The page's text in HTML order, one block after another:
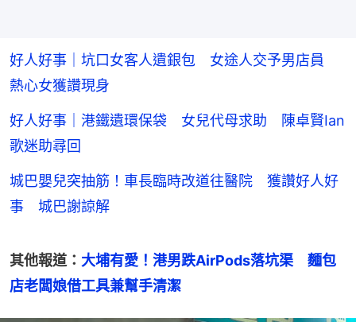
好人好事｜坑口女客人遺銀包 女途人交予男店員
熱心女獲讚現身
好人好事｜港鐵遺環保袋 女兒代母求助 陳卓賢Ian
歌迷助尋回
城巴嬰兒突抽筋！車長臨時改道往醫院 獲讚好人好
事 城巴謝諒解
其他報道： 大埔有愛！港男跌AirPods落坑渠　麵包
店老闆娘借工具兼幫手清潔